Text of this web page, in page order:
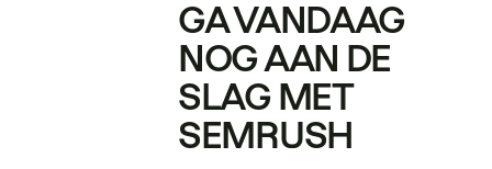
GA VANDAAG
NOG AAN DE
SLAG MET
SEMRUSH